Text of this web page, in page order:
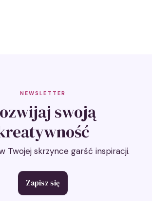
NEWSLETTER
swoją
Twojej skrzynce garść inspiracji.
Zapisz się